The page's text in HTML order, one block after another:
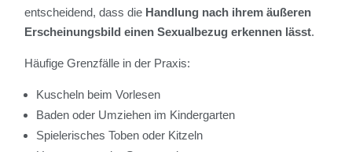
entscheidend, dass die Handlung nach ihrem äußeren
Erscheinungsbild einen Sexualbezug erkennen lässt.
Häufige Grenzfälle in der Praxis:
Kuscheln beim Vorlesen
Baden oder Umziehen im Kindergarten
Spielerisches Toben oder Kitzeln